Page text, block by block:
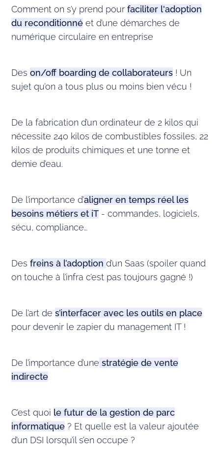
Comment on s’y prend pour faciliter l'adoption
du reconditionné et d’une démarches de
numérique circulaire en entreprise
Des on/off boarding de collaborateurs ! Un
sujet qu’on a tous plus ou moins bien vécu !
De la fabrication d’un ordinateur de 2 kilos qui
nécessite 240 kilos de combustibles fossiles, 22
kilos de produits chimiques et une tonne et
demie d’eau.
De l’importance d’aligner en temps réel les
besoins métiers et iT - commandes, logiciels,
sécu, compliance…
Des freins à l’adoption d’un Saas (spoiler quand
on touche à l’infra c’est pas toujours gagné !)
De l’art de s’interfacer avec les outils en place
pour devenir le zapier du management IT !
De l’importance d’une stratégie de vente
indirecte
C’est quoi le futur de la gestion de parc
informatique ? Et quelle est la valeur ajoutée
d’un DSI lorsqu’il s’en occupe ?